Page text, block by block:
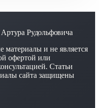
Рудольфовича
и не является
офертой или
Статьи
сайта защищены